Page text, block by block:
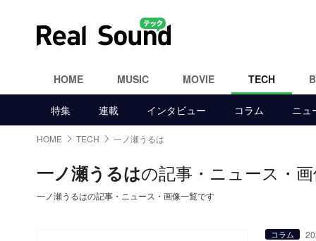
HOME MUSIC MOVIE TECH
特集 連載 インタビュー コラム ニュ
HOME TECH 一ノ瀬うるは
一ノ瀬うるはの記事・ニュース・
一ノ瀬うるはの記事・ニュース・画像一覧です
コラム